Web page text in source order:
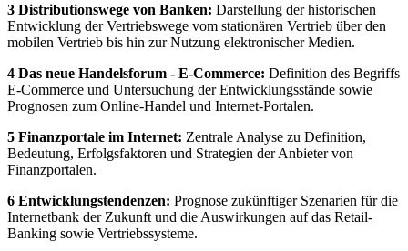
3 Distributionswege von Banken: Darstellung der historischen
Entwicklung der Vertriebswege vom stationären Vertrieb über den
mobilen Vertrieb bis hin zur Nutzung elektronischer Medien.
4 Das neue Handelsforum - E-Commerce: Definition des Begriffs
E-Commerce und Untersuchung der Entwicklungsstände sowie
Prognosen zum Online-Handel und Internet-Portalen.
5 Finanzportale im Internet: Zentrale Analyse zu Definition,
Bedeutung, Erfolgsfaktoren und Strategien der Anbieter von
Finanzportalen.
6 Entwicklungstendenzen: Prognose zukünftiger Szenarien für die
Internetbank der Zukunft und die Auswirkungen auf das Retail-
Banking sowie Vertriebssysteme.